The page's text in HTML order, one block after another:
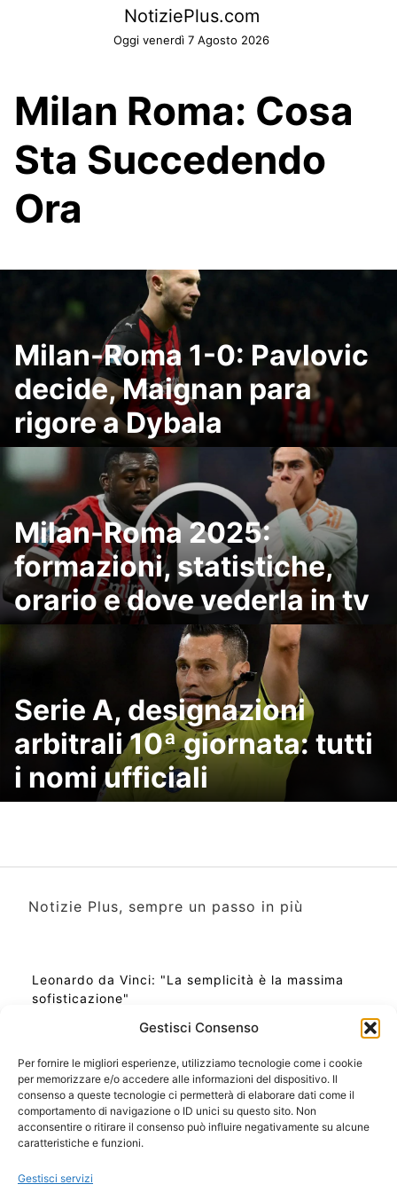
Gestisci Consenso
Per fornire le migliori esperienze, utilizziamo tecnologie come i cookie
per memorizzare e/o accedere alle informazioni del dispositivo. Il
consenso a queste tecnologie ci permetterà di elaborare dati come il
comportamento di navigazione o ID unici su questo sito. Non
acconsentire o ritirare il consenso può influire negativamente su alcune
caratteristiche e funzioni.
Gestisci servizi
NotiziePlus.com
Oggi venerdì 7 Agosto 2026
Milan Roma: Cosa
Sta Succedendo
Ora
Milan-Roma 1-0: Pavlovic
decide, Maignan para
rigore a Dybala
Milan-Roma 2025:
formazioni, statistiche,
orario e dove vederla in tv
Serie A, designazioni
arbitrali 10ª giornata: tutti
i nomi ufficiali
Notizie Plus, sempre un passo in più
Leonardo da Vinci: "La semplicità è la massima
sofisticazione"
Ora Esatta in Italia in questo momento
Ti Senti Strano Ultimamente? Potrebbe Essere per
la Risonanza di Schumann
Come Sapere Se Stai Ascendendo alla Quinta